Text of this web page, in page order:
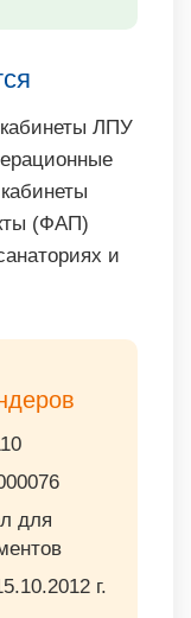
ЛПУ
(ФАП)
и
для
г.